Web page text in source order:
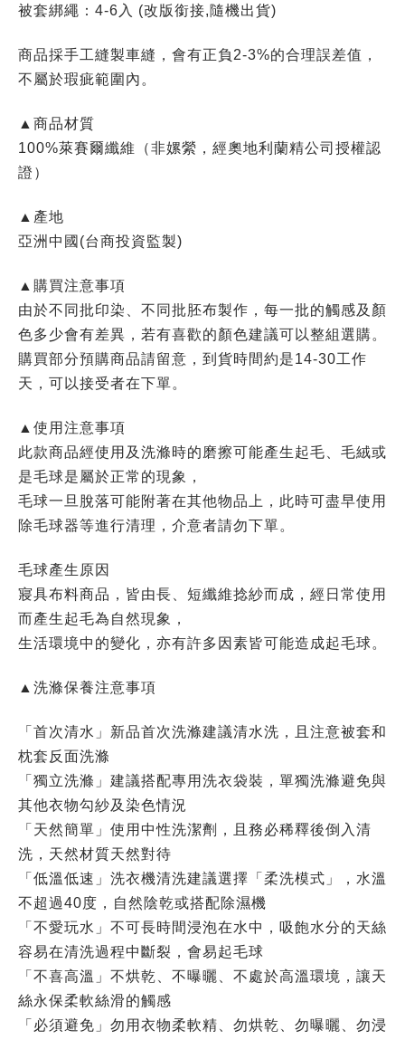
被套綁繩：4-6入 (改版銜接,隨機出貨)
商品採手工縫製車縫，會有正負2-3%的合理誤差值，
不屬於瑕疵範圍內。
▲商品材質
100%萊賽爾纖維（非嫘縈，經奧地利蘭精公司授權認
證）
▲產地
亞洲中國(台商投資監製)
▲購買注意事項
由於不同批印染、不同批胚布製作，每一批的觸感及顏
色多少會有差異，若有喜歡的顏色建議可以整組選購。
購買部分預購商品請留意，到貨時間約是14-30工作
天，可以接受者在下單。
▲使用注意事項
此款商品經使用及洗滌時的磨擦可能產生起毛、毛絨或
是毛球是屬於正常的現象，
毛球一旦脫落可能附著在其他物品上，此時可盡早使用
除毛球器等進行清理，介意者請勿下單。
毛球產生原因
寢具布料商品，皆由長、短纖維捻紗而成，經日常使用
而產生起毛為自然現象，
生活環境中的變化，亦有許多因素皆可能造成起毛球。
▲洗滌保養注意事項
「首次清水」新品首次洗滌建議清水洗，且注意被套和
枕套反面洗滌
「獨立洗滌」建議搭配專用洗衣袋裝，單獨洗滌避免與
其他衣物勾紗及染色情況
「天然簡單」使用中性洗潔劑，且務必稀釋後倒入清
洗，天然材質天然對待
「低溫低速」洗衣機清洗建議選擇「柔洗模式」，水溫
不超過40度，自然陰乾或搭配除濕機
「不愛玩水」不可長時間浸泡在水中，吸飽水分的天絲
容易在清洗過程中斷裂，會易起毛球
「不喜高溫」不烘乾、不曝曬、不處於高溫環境，讓天
絲永保柔軟絲滑的觸感
「必須避免」勿用衣物柔軟精、勿烘乾、勿曝曬、勿浸